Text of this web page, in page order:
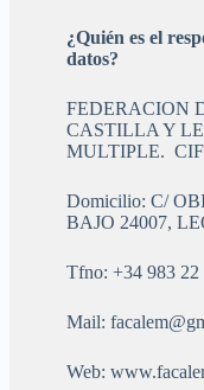
¿Quién es el
datos?
FEDERACION
CASTILLA Y
MULTIPLE.
Domicilio: C/
BAJO 24007,
Tfno: +34 983 22
Mail:
Web: